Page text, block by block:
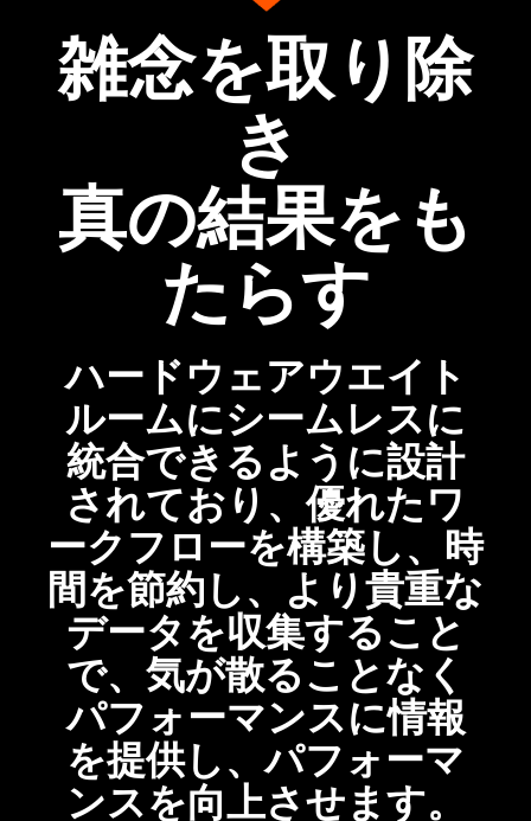
雑念を取り除
き
真の結果をも
たらす
ハードウェアウエイト
ルームにシームレスに
統合できるように設計
されており、優れたワ
ークフローを構築し、時
間を節約し、より貴重な
データを収集すること
で、気が散ることなく
パフォーマンスに情報
を提供し、パフォーマ
ンスを向上させます。